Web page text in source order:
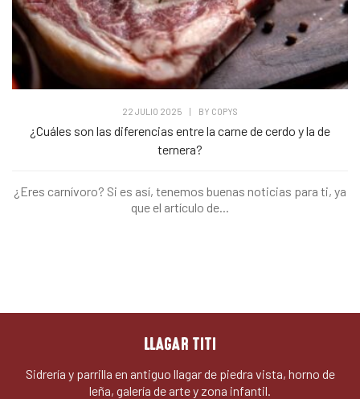
22 JULIO 2025 | BY COPYS
¿Cuáles son las diferencias entre la carne de cerdo y la de
ternera?
¿Eres carnívoro? Si es así, tenemos buenas noticias para ti, ya
que el artículo de...
LLAGAR TITI
Sidrería y parrilla en antiguo llagar de piedra vista, horno de
leña, galería de arte y zona infantil.